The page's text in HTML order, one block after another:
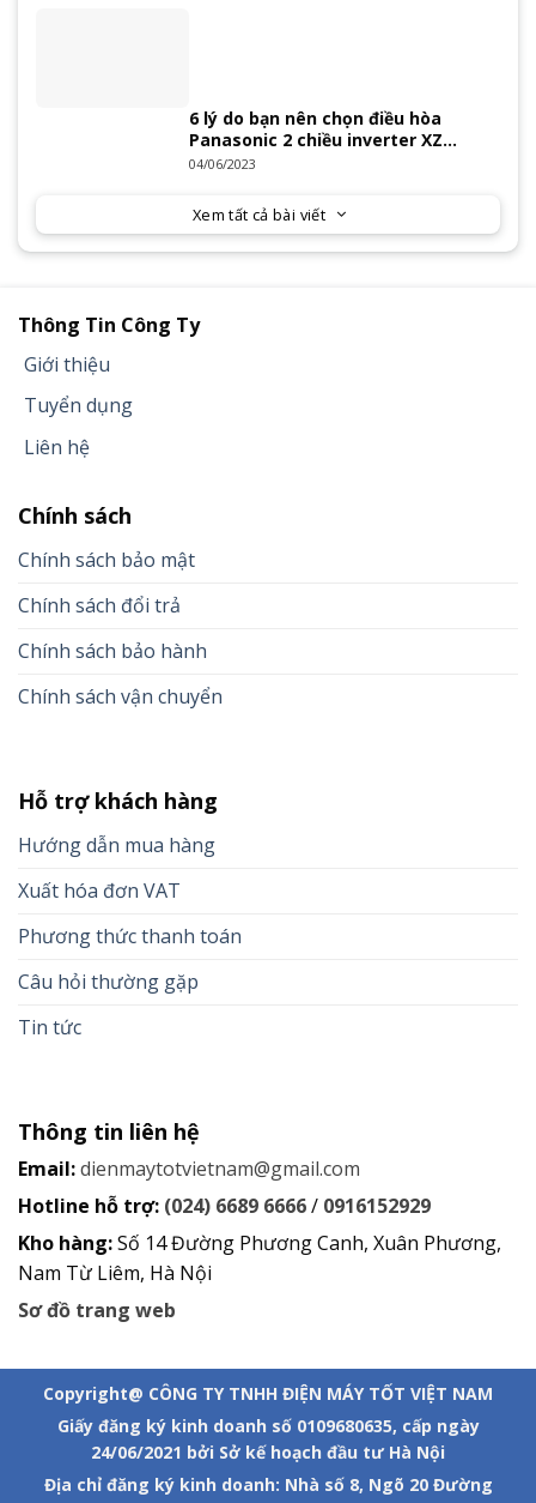
6 lý do bạn nên chọn điều hòa
Panasonic 2 chiều inverter XZ
Series 2023
04/06/2023
Xem tất cả bài viết
Thông Tin Công Ty
Giới thiệu
Tuyển dụng
Liên hệ
Chính sách
Chính sách bảo mật
Chính sách đổi trả
Chính sách bảo hành
Chính sách vận chuyển
Hỗ trợ khách hàng
Hướng dẫn mua hàng
Xuất hóa đơn VAT
Phương thức thanh toán
Câu hỏi thường gặp
Tin tức
Thông tin liên hệ
Email:dienmaytotvietnam@gmail.com
Hotline hỗ trợ: (024) 6689 6666/ 0916152929
Kho hàng:Số 14 Đường Phương Canh, Xuân Phương,
Nam Từ Liêm, Hà Nội
Sơ đồ trang web
Copyright@ CÔNG TY TNHH ĐIỆN MÁY TỐT VIỆT NAM
Giấy đăng ký kinh doanh số 0109680635, cấp ngày
24/06/2021 bởi Sở kế hoạch đầu tư Hà Nội
Địa chỉ đăng ký kinh doanh: Nhà số 8, Ngõ 20 Đường